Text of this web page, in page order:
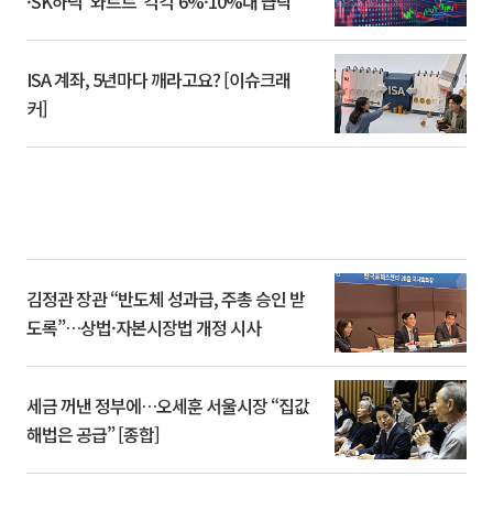
ISA 계좌, 5년마다 깨라고요? [이슈크래
커]
김정관 장관 “반도체 성과급, 주총 승인 받
도록”…상법·자본시장법 개정 시사
세금 꺼낸 정부에…오세훈 서울시장 “집값
해법은 공급” [종합]